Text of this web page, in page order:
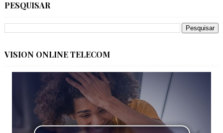
PESQUISAR
VISION ONLINE TELECOM